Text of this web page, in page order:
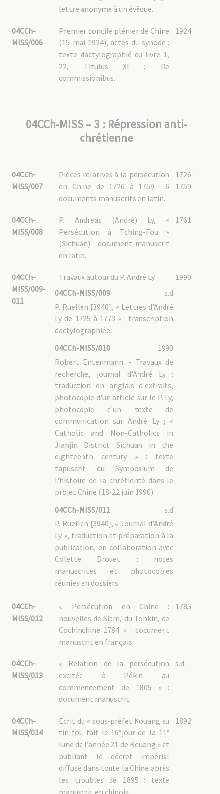
04CCh-YU – 1.2 : [3068] Mgr De Jonghe D’Ardoye, Georges (1887-1961)
04CCh-YU – 2 : Administration
04CCh-YU – 3 : Vie de la mission
04CCh-YU – 4 : Biens de mission
04CCh-YU – 5 : Clergé chinois
04CCh-YU – 6 : Relations avec les autres congrégations
04CCh-GUO : Guangdong 广东
04CCh-GUO – 1 : Canton 广州
04CCh-GUO – 1.1 : Fonds personnel de [1655] Mgr Budes de Guébriant, vicaire
04CCh-GUO – 1.5 : Clergé chinois
04CCh-GUO – 1.6 : Relations avec Rome
04CCh-GUO – 1.7 : Documentation
04CCh-GUO – 2 : Beihai 北海 / Pakhoi
04CCh-GUO – 2.2 : Administration
04CCh-GUO – 2.3 : Vie de la mission
04CCh-GUO – 2.5 : Clergé chinois
04CCh-GUO – 2.6 : Autres congrégations religieuses
04CCh-GUO – 2.7 : Île de Hainan 海南
04CCh-GUO – 3 : Shantou 汕头市 / Swatow
04CCh-GUO – 3.1 : Administration
04CCh-GUO – 3.2 : Vie de la mission
04CCh-GUO – 3.4 : Relations avec les autres établissements MEP
04CCh-GUO – 3.5 Clergé chinois
04CCh-GUO – 3.6 : Documentation
04CCh-GUO – 4 : Zhanjiang 湛江市 / Fort-Bayard
04CCh-GUIZ : Guizhou 贵州
04CCh-GUIZ – 1 : Guiyang 贵阳市 /Kweiyang
04CCh-GUIZ – 1.2 : Vie de la mission
04CCh-GUIZ – 1.3 : Biens de la mission
04CCh-GUIZ – 1.4 : Clergé chinois
04CCh-GUIZ – 1.5 : Documentation
04CCh-GUIZ – 2 : Anlong 安龙县 / Lanlong
04CCh-GUIZ – 2.2 : Vie de la mission
04CCh-GUIZ – 2.3 : Biens de la mission
04CCh-GUIZ – 2.4 : Clergé chinois
04CCh-GUIZ – 2.5 : Documentation
04CCh-GUIZ – 3 : Correspondance des PP. MEP
04CCh-GUA : Guangxi 广西壮族自治区 (Nanning 南宁)
04CCh-GUA – 1 : Fonds de [2756] Mgr Paulin Albouy, vicaire
apostolique
04CCh-GUA – 2 : Administration
04CCh-GUA – 3 : Vie de la mission
04CCh-GUA – 4 : Biens de la mission
04CCh-GUA – 5 : Clergé chinois
04CCh-GUA – 6 : Documentation
04CCh-GUA – 7 : Correspondance des PP. MEP
04CCh-MAR : Martyrs de Chine
04CCh-MAR – 1.1 : P. Gabriel-Taurin DUFRESSE [0246]
04CCh-MAR – 1.2 : P. Auguste CHAPDELAINE [620]
04CCh-MAR – 1.3 : P. Jean-Pierre NEEL [0733]
04CCh-MAR – 1.4 : Procès en béatification
04CCh-MAR – 2 : P. Jean-Martin MOYË [0235], béatifié le 21
04CCh-MAR – 3 : Martyrs non MEP
04CCh-GAL : Généralités
04CCh-GAL – 1 : Documentation religieuse
04CCh-GAL – 1.3 : Relations avec les autorités françaises
04CCh-GAL – 1.4 : Hiérarchie catholique
04CCh-GAL – 1.5 : « Vierges chrétiennes »
04CCh-GAL – 1.6 : Autres religions
04CCh-GAL – 2 : Généralités sur la Chine
04CCh-GAL – 2.1 : Empire chinois
04CCh-GAL – 2.2 : Guerre sino-japonaise
04CCh-GAL – 2.4 : Emigration chinoise
04CCh-GAL – 2.5 : Société
lettre anonyme à un évêque.
04CCh-
MISS/006
1924
Premier concile plénier de Chine
(15 mai 1924), actes du synode :
texte dactylographié du livre 1,
22, Titulus XI : De
commissionibus.
04CCh-MISS – 3 : Répression anti-
chrétienne
04CCh-
MISS/007
1726-
1759
Pièces relatives à la persécution
en Chine de 1726 à 1759 : 6
documents manuscrits en latin.
04CCh-
MISS/008
1761
P. Andreas (André) Ly, «
Persécution à Tching-Fou »
(Sichuan) : document manuscrit
en latin.
04CCh-
MISS/009-
011
1990
Travaux autour du P. André Ly.
04CCh-MISS/009
s.d
P. Ruellen [3940], « Lettres d'André
Ly de 1725 à 1773 » : transcription
dactylographiée.
04CCh-MISS/010
1990
Robert Entenmann. - Travaux de
recherche, journal d'André Ly :
traduction en anglais d'extraits,
photocopie d'un article sur le P. Ly,
photocopie d'un texte de
communication sur André Ly ; «
Catholic and Non-Catholics in
Jianjin District Sichuan in the
eighteenth century » : texte
tapuscrit du Symposium de
l'histoire de la chrétienté dans le
projet Chine (18-22 juin 1990).
04CCh-MISS/011
s.d
P. Ruellen [3940], « Journal d'André
Ly », traduction et préparation à la
publication, en collaboration avec
Colette Drouet : notes
manuscrites et photocopies
réunies en dossiers.
04CCh-
MISS/012
1785
« Persécution en Chine :
nouvelles de Siam, du Tonkin, de
Cochinchine 1784 » : document
manuscrit en français.
04CCh-
MISS/013
s.d.
« Relation de la persécution
excitée à Pékin au
commencement de 1805 » :
document manuscrit.
04CCh-
MISS/014
1892
Ecrit du « sous-préfet Kouang su
tin fou fait le 16°jour de la 11°
lune de l’année 21 de Kouang » et
publiant le décret impérial
diffusé dans toute la Chine après
les troubles de 1895 : texte
manuscrit en chinois.